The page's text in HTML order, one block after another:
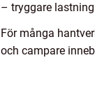
– tryggare
För många
och campare